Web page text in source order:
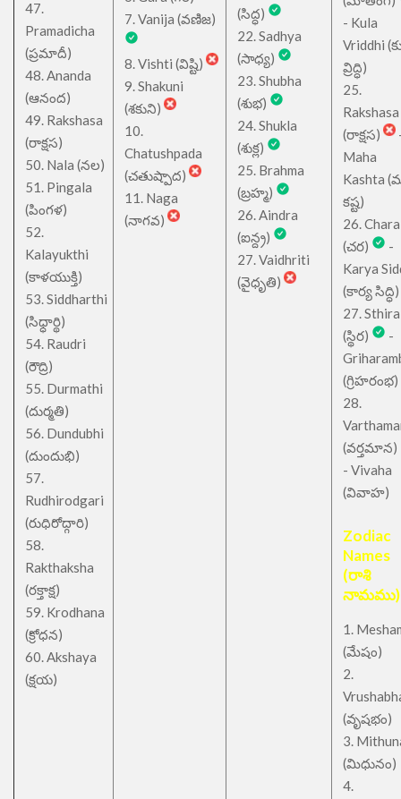
47.
Pramadicha
(ప్రమాదీ)
48. Ananda
(ఆనంద)
49. Rakshasa
(రాక్షస)
50. Nala (నల)
51. Pingala
(పింగళ)
52.
Kalayukthi
(కాళయుక్తి)
53. Siddharthi
(సిధ్ధార్థి)
54. Raudri
(రౌద్రి)
55. Durmathi
(దుర్మతి)
56. Dundubhi
(దుందుభి)
57.
Rudhirodgari
(రుధిరోద్గారి)
58.
Rakthaksha
(రక్తాక్ష)
59. Krodhana
(క్రోధన)
60. Akshaya
(క్షయ)
7. Vanija (వణిజ)
8. Vishti (విష్టి)
9. Shakuni
(శకుని)
10.
Chatushpada
(చతుష్పాద)
11. Naga
(నాగవ)
(సిద్ధ)
22. Sadhya
(సాధ్య)
23. Shubha
(శుభ)
24. Shukla
(శుక్ల)
25. Brahma
(బ్రహ్మ)
26. Aindra
(ఐన్ద్ర)
27. Vaidhriti
(వైధృతి)
- Kula
Vriddhi
వ్రిద్ధి)
25.
Rakshasa
(రాక్షస)
Maha
Kashta
కష్ట)
26. Chara
(చర)
-
Karya
(కార్య సిద్ధి)
27. Sthira
(స్థిర)
-
(గ్రిహరంభ)
28.
(వర్తమాన)
- Vivaha
(వివాహ)
Zodiac
Names
(రాశి
నామము)
1.
(మేషం)
2.
(వృషభం)
3.
(మిధునం)
4.